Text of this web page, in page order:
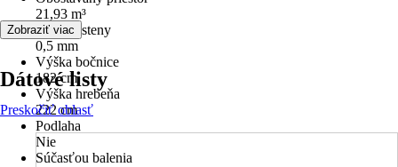
21,93 m³
Hrúbka steny
0,5 mm
Výška bočnice
182 cm
Výška hrebeňa
222 cm
Podlaha
Nie
Súčasťou balenia
Zobraziť viac
Dátové listy
Preskočiť oblasť